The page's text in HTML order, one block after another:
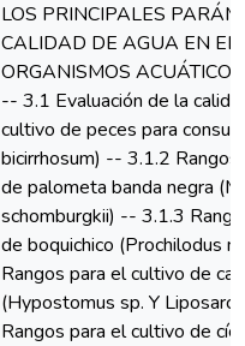
LOS PRINCIPALES
CALIDAD DE AGUA EN EL
ORGANISMOS
-- 3.1 Evaluación de la
cultivo de peces para
bicirrhosum) -- 3.1.2
de palometa banda negra
schomburgkii) -- 3.1.3
de boquichico (Prochilodus
Rangos para el cultivo de
(Hypostomus sp. Y
Rangos para el cultivo de